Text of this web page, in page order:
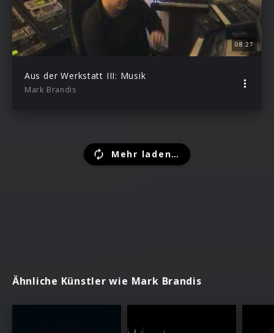
08:27
Aus der Werkstatt III: Musik
Mark Brandis
Mehr laden…
Ähnliche Künstler wie Mark Brandis